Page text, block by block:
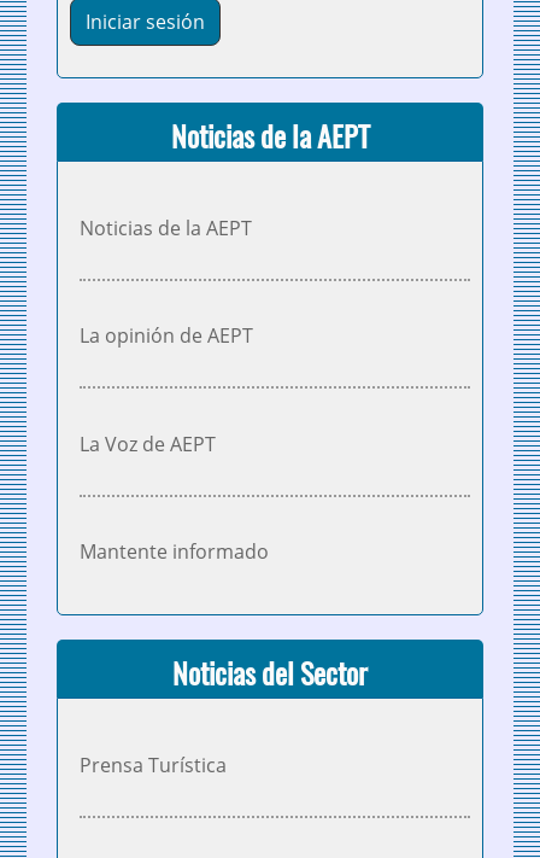
Noticias de la AEPT
Noticias de la AEPT
La opinión de AEPT
La Voz de AEPT
Mantente informado
Noticias del Sector
Prensa Turística